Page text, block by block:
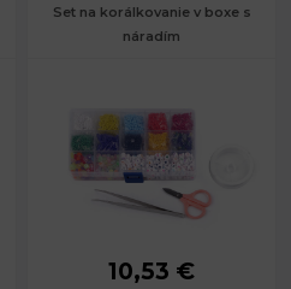
Set na korálkovanie v boxe s
náradím
Rozmery
10 x 17 x 2
10,53 €